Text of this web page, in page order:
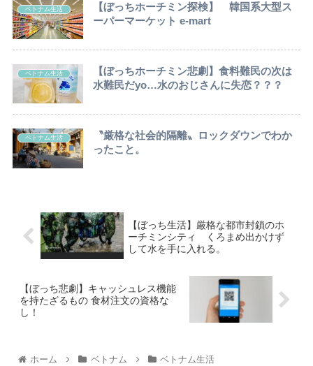
ベトナム生活
【ぼっちホーチミン探検】 韓国系大型ス
ーパーマーケット e-mart
ベトナム生活
【ぼっちホーチミン悲劇】食料難民の次は
水難民だyo…水のおじさんに失恋？？？
ベトナム生活
〝厳格な社会的隔離〟ロックダウンでわか
ったこと。
【ぼっち生活】厳格な都市封鎖のホ
ーチミンシティ くろまめ出かけず
して水を手に入れる。
【ぼっち悲劇】キャッシュレス機能
を持たざるもの 食材注文の資格な
し！
ホーム ベトナム ベトナム生活